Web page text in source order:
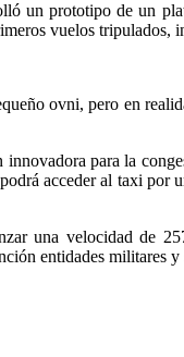
un prototipo de un
vuelos tripulados,
ovni, pero en
para la
acceder al taxi
una velocidad de
entidades militares